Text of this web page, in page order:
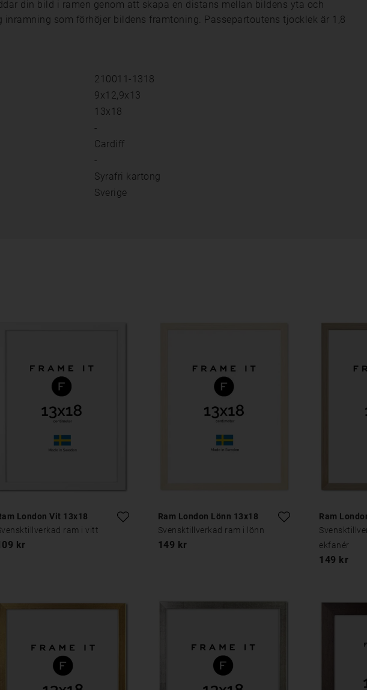
din bild i ramen genom att skapa en distans mellan bildens yta och
inramning som förhöjer bildens framtoning. Passepartoutens tjocklek är 1,8
210011-1318
9x12,9x13
13x18
-
Cardiff
-
Syrafri kartong
Sverige
London Vit 13x18
ram i vitt
kr
Ram London Lönn 13x18
Svensktillverkad ram i lönn
149 kr
Ram
ekfanér
149 kr